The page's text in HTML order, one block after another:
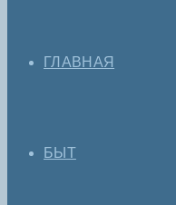
ГЛАВНАЯ
БЫТ